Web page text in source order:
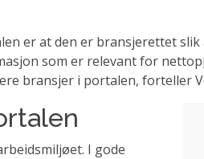
er at den er bransjerettet
som er relevant for
bransjer i portalen, forteller
I gode